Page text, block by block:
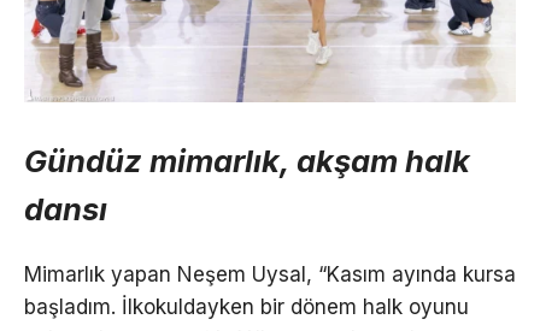
Gündüz mimarlık, akşam halk
dansı
Mimarlık yapan Neşem Uysal, “Kasım ayında kursa
başladım. İlkokuldayken bir dönem halk oyunu